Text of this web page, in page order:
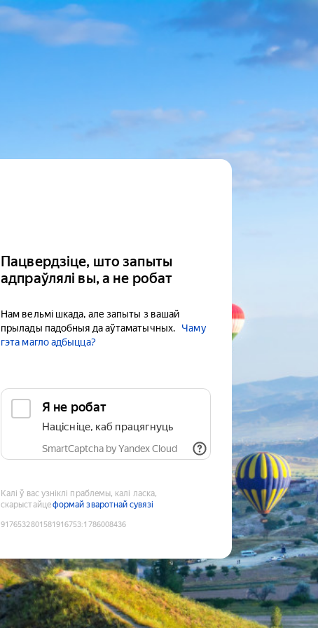
Пацвердзіце, што запыты
адпраўлялі вы, а не робат
Нам вельмі шкада, але запыты з вашай
прылады падобныя да аўтаматычных.
Чаму
гэта магло адбыцца?
Я не робат
Націсніце, каб працягнуць
SmartCaptcha by Yandex Cloud
Калі ў вас узніклі праблемы, калі ласка,
скарыстайцеформай зваротнай сувязі
9176532801581916753:1786008436